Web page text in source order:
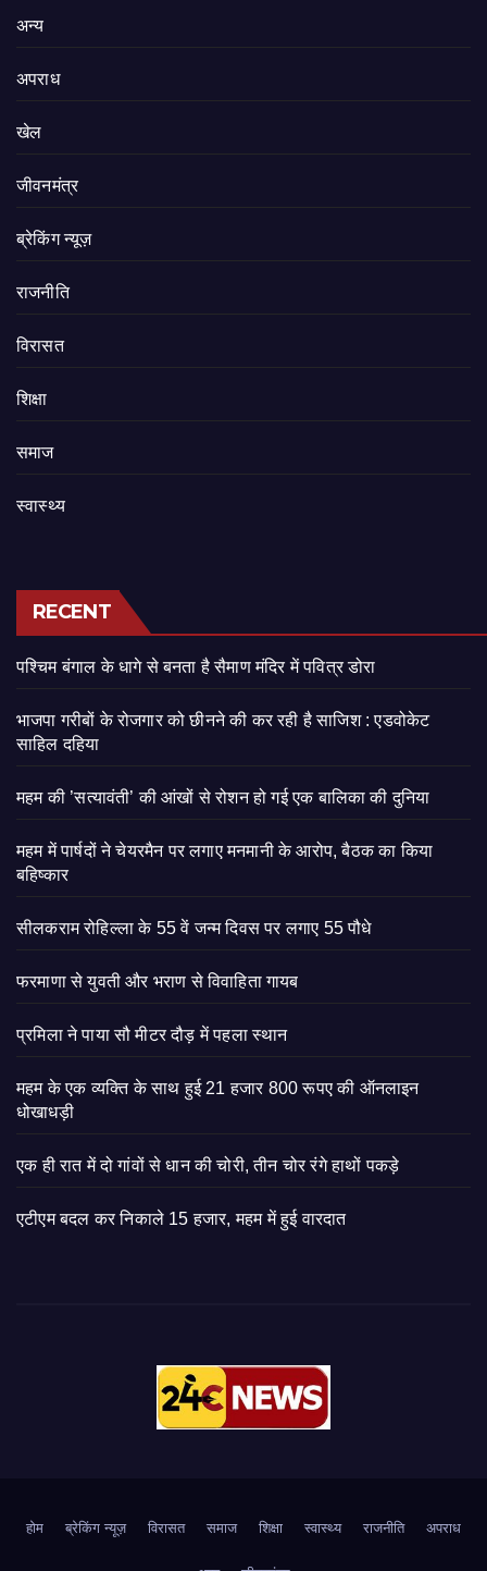
अन्य
अपराध
खेल
जीवनमंत्र
ब्रेकिंग न्यूज़
राजनीति
‍‍विरासत
शिक्षा
समाज
स्वास्थ्य
RECENT
पश्चिम बंगाल के धागे से बनता है सैमाण मंदिर में पवित्र डोरा
भाजपा गरीबों के रोजगार को छीनने की कर रही है साजिश : एडवोकेट
साहिल दहिया
महम की ’सत्यावंती’ की आंखों से रोशन हो गई एक बालिका की दुनिया
महम में पार्षदों ने चेयरमैन पर लगाए मनमानी के आरोप, बैठक का किया
बहिष्कार
सीलकराम रोहिल्ला के 55 वें जन्म दिवस पर लगाए 55 पौधे
फरमाणा से युवती और भराण से विवाहिता गायब
प्रमिला ने पाया सौ मीटर दौड़ में पहला स्थान
महम के एक व्यक्ति के साथ हुई 21 हजार 800 रूपए की ऑनलाइन
धोखाधड़ी
एक ही रात में दो गांवों से धान की चोरी, तीन चोर रंगे हाथों पकड़े
एटीएम बदल कर निकाले 15 हजार, महम में हुई वारदात
होम ब्रेकिंग न्यूज़ ‍‍विरासत समाज शिक्षा स्वास्थ्य राजनीति अपराध